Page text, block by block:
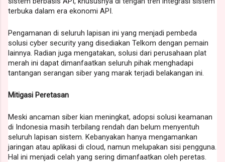
terbuka dalam era ekonomi API.
Pengamanan di seluruh lapisan ini yang menjadi pembeda
solusi cyber security yang disediakan Telkom dengan pemain
lainnya. Radian juga mengatakan, solusi dari perusahaan plat
merah ini dapat dimanfaatkan seluruh pihak menghadapi
tantangan serangan siber yang marak terjadi belakangan ini.
Mitigasi Peretasan
Meski ancaman siber kian meningkat, adopsi solusi keamanan
di Indonesia masih terbilang rendah dan belum menyentuh
seluruh lapisan sistem. Kebanyakan hanya mengamankan
jaringan atau aplikasi di cloud, namun melupakan sisi pengguna.
Hal ini menjadi celah yang sering dimanfaatkan oleh peretas.